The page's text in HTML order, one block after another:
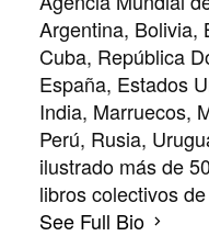
Argentina, Bolivia,
Cuba, República
España, Estados
India, Marruecos,
Perú, Rusia,
ilustrado más de
libros colectivos
See Full Bio